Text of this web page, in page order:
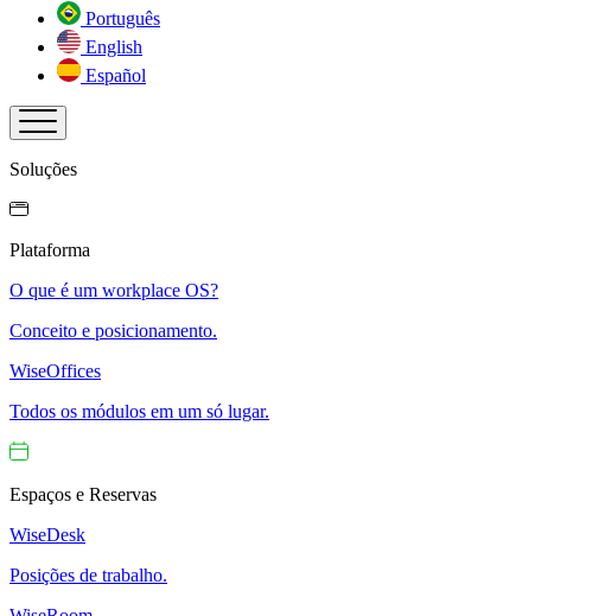
Português
English
Español
Soluções
Plataforma
O que é um workplace OS?
Conceito e posicionamento.
WiseOffices
Todos os módulos em um só lugar.
Espaços e Reservas
WiseDesk
Posições de trabalho.